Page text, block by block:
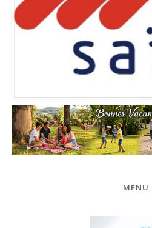
MENU